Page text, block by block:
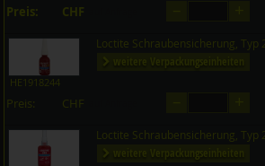
Preis: CHF
HE1918244
Loctite Schraubensicherung,
weitere Verpackungseinheiten
Preis: CHF
Loctite Schraubensicherung,
weitere Verpackungseinheiten